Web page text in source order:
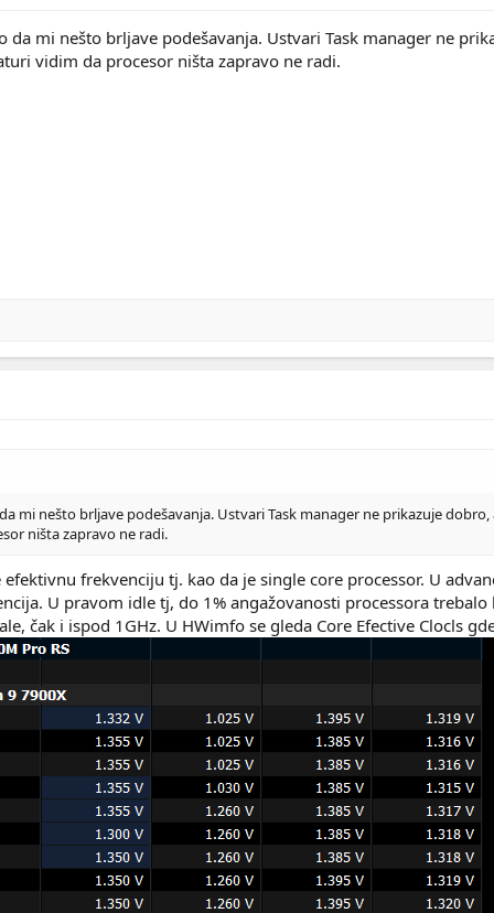
da mi nešto brljave podešavanja. Ustvari Task manager ne
vidim da procesor ništa zapravo ne radi.
mi nešto brljave podešavanja. Ustvari Task manager ne prikazuje
ništa zapravo ne radi.
efektivnu frekvenciju tj. kao da je single core processor. U
U pravom idle tj, do 1% angažovanosti processora
čak i ispod 1GHz. U HWimfo se gleda Core Efective Clocls